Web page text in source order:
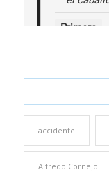
accidente
Alfredo Cornejo